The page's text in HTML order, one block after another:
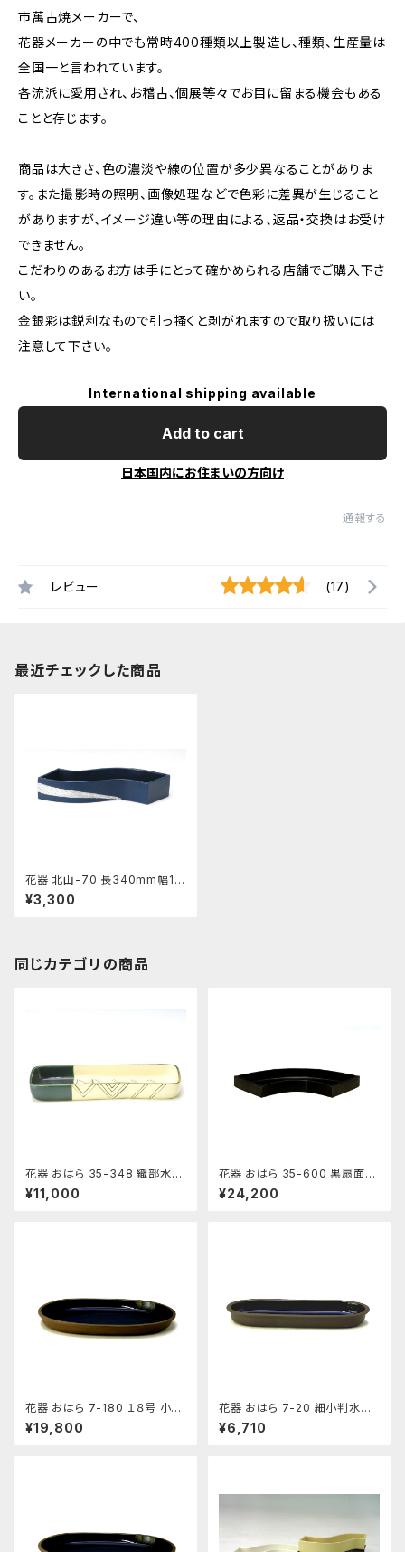
市萬古焼メーカーで、
花器メーカーの中でも常時400種類以上製造し、種類、生産量は
全国一と言われています。
各流派に愛用され、お稽古、個展等々でお目に留まる機会もある
ことと存じます。
商品は大きさ、色の濃淡や線の位置が多少異なることがありま
す。また撮影時の照明、画像処理などで色彩に差異が生じること
がありますが、イメージ違い等の理由による、返品・交換はお受け
できません。
こだわりのあるお方は手にとって確かめられる店舗でご購入下さ
い。
金銀彩は鋭利なもので引っ掻くと剥がれますので取り扱いには
注意して下さい。
International shipping available
Add to cart
日本国内にお住まいの方向け
通報する
レビュー (17)
最近チェックした商品
花器 北山-70 長340mm幅10
0mm高さ55mm 陶器製 水
盤 生け花 いけばな 花瓶 華道
¥3,300
同じカテゴリの商品
花器 おはら 35-348 織部水盤
花瓶 フラワーベース 水盤
¥11,000
花器 おはら 35-600 黒扇面水
盤 花瓶 フラワーベース 水盤
¥24,200
花器 おはら 7-180 １８号 小判
水盤 花瓶 フラワーベース 水盤
¥19,800
花器 おはら 7-20 細小判水盤
（流円） 花瓶 フラワーベース 水
盤
¥6,710